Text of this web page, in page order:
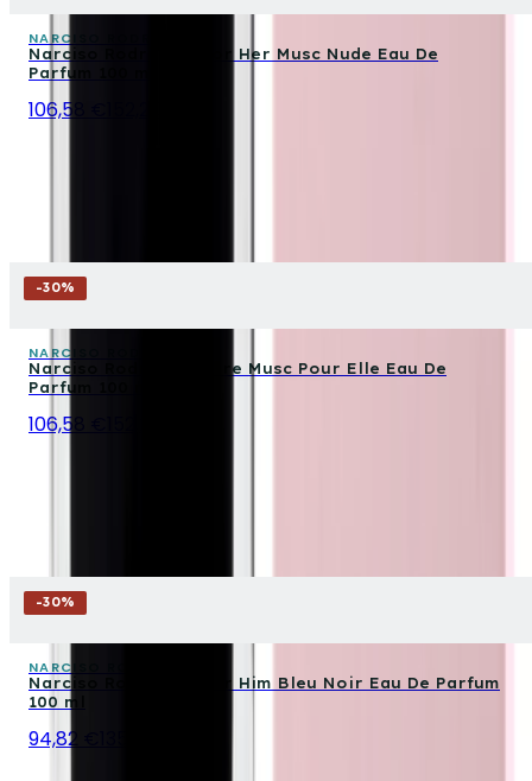
NARCISO RODRIGUEZ
Narciso Rodriguez For Her Musc Nude Eau De
Parfum 100 ml
106,58 €
-30%
NARCISO RODRIGUEZ
Narciso Rodriguez Pure Musc Pour Elle Eau De
Parfum 100 ml
106,58 €
-30%
NARCISO RODRIGUEZ
Narciso Rodriguez For Him Bleu Noir Eau De Parfum
100 ml
94,82 €